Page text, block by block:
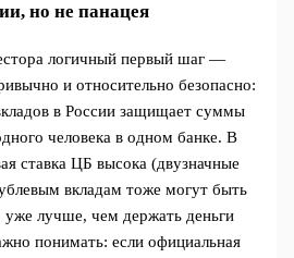
но не панацея
логичный первый шаг —
и относительно безопасно:
в России защищает суммы
человека в одном банке. В
ставка ЦБ высока (двузначные
вкладам тоже могут быть
лучше, чем держать деньги
понимать: если официальная